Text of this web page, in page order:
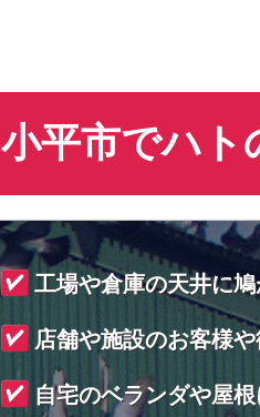
小平市でハト
工場や倉庫の天井に
店舗や施設のお客様
自宅のベランダや屋